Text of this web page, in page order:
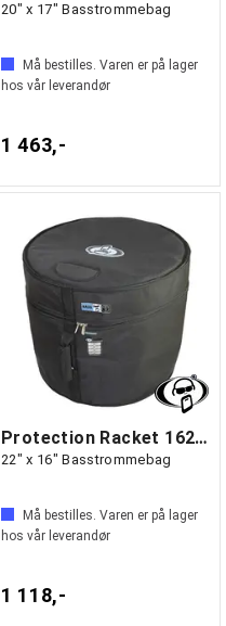
20" x 17" Basstrommebag
Må bestilles. Varen er på lager
hos vår leverandør
1 463,-
Protection Racket 1622-00
22" x 16" Basstrommebag
Må bestilles. Varen er på lager
hos vår leverandør
1 118,-